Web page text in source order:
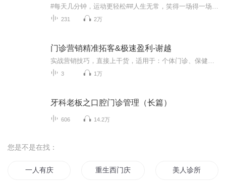
231 2万
门诊营销精准拓客&极速盈利-谢越
3 1万
牙科老板之口腔门诊管理（长篇）
606 14.2万
您是不是在找：
一人有庆 重生西门庆 美人诊所